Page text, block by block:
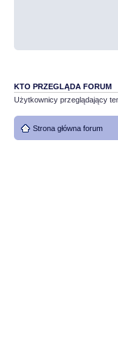
KTO PRZEGLĄDA FORUM
Użytkownicy przeglądający
Strona główna forum